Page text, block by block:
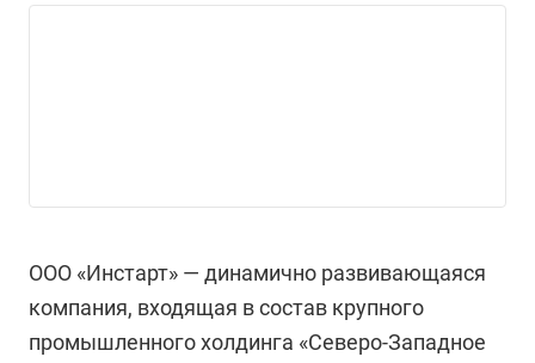
ООО «Инстарт» — динамично развивающаяся
компания, входящая в состав крупного
промышленного холдинга «Северо-Западное